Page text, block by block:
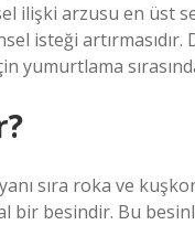
ilişki arzusu en üst
isteği
yumurtlama
sıra roka ve
besindir. Bu